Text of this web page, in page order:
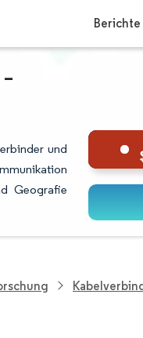
Berichte
und
Geografie